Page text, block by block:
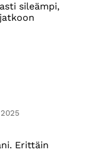
sileämpi,
Erittäin